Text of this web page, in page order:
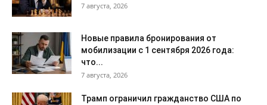
7 августа, 2026
Новые правила бронирования от
мобилизации с 1 сентября 2026 года:
что...
7 августа, 2026
Трамп ограничил гражданство США по